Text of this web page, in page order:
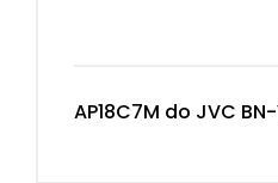
AP18C7M do JVC